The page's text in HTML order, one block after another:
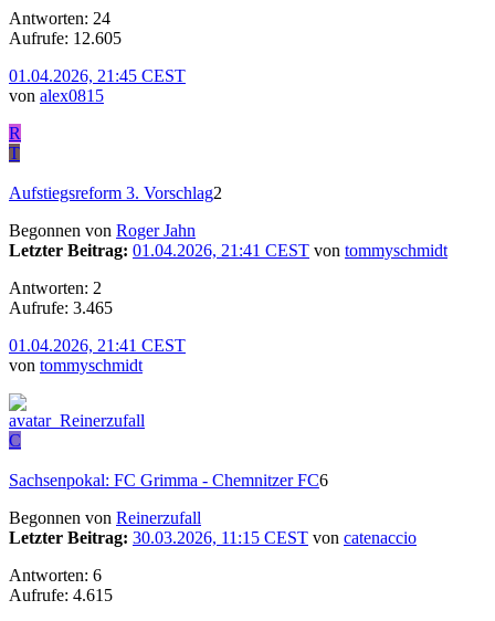
Antworten: 24
Aufrufe: 12.605
01.04.2026, 21:45 CEST
von alex0815
R
T
Aufstiegsreform 3. Vorschlag2
Begonnen von Roger Jahn
Letzter Beitrag: 01.04.2026, 21:41 CEST von tommyschmidt
Antworten: 2
Aufrufe: 3.465
01.04.2026, 21:41 CEST
von tommyschmidt
C
Sachsenpokal: FC Grimma - Chemnitzer FC6
Begonnen von Reinerzufall
Letzter Beitrag: 30.03.2026, 11:15 CEST von catenaccio
Antworten: 6
Aufrufe: 4.615